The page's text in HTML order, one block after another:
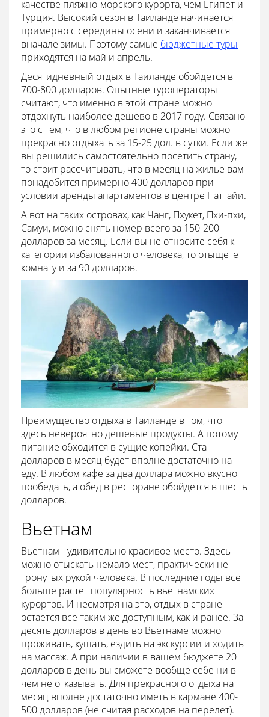
качестве пляжно-морского курорта, чем Египет и
Турция. Высокий сезон в Таиланде начинается
примерно с середины осени и заканчивается
вначале зимы. Поэтому самые бюджетные туры
приходятся на май и апрель.
Десятидневный отдых в Таиланде обойдется в
700-800 долларов. Опытные туроператоры
считают, что именно в этой стране можно
отдохнуть наиболее дешево в 2017 году. Связано
это с тем, что в любом регионе страны можно
прекрасно отдыхать за 15-25 дол. в сутки. Если же
вы решились самостоятельно посетить страну,
то стоит рассчитывать, что в месяц на жилье вам
понадобится примерно 400 долларов при
условии аренды апартаментов в центре Паттайи.
А вот на таких островах, как Чанг, Пхукет, Пхи-пхи,
Самуи, можно снять номер всего за 150-200
долларов за месяц. Если вы не относите себя к
категории избалованного человека, то отыщете
комнату и за 90 долларов.
Преимущество отдыха в Таиланде в том, что
здесь невероятно дешевые продукты. А потому
питание обходится в сущие копейки. Ста
долларов в месяц будет вполне достаточно на
еду. В любом кафе за два доллара можно вкусно
пообедать, а обед в ресторане обойдется в шесть
долларов.
Вьетнам
Вьетнам - удивительно красивое место. Здесь
можно отыскать немало мест, практически не
тронутых рукой человека. В последние годы все
больше растет популярность вьетнамских
курортов. И несмотря на это, отдых в стране
остается все таким же доступным, как и ранее. За
десять долларов в день во Вьетнаме можно
проживать, кушать, ездить на экскурсии и ходить
на массаж. А при наличии в вашем бюджете 20
долларов в день вы сможете вообще себе ни в
чем не отказывать. Для прекрасного отдыха на
месяц вполне достаточно иметь в кармане 400-
500 долларов (не считая расходов на перелет).